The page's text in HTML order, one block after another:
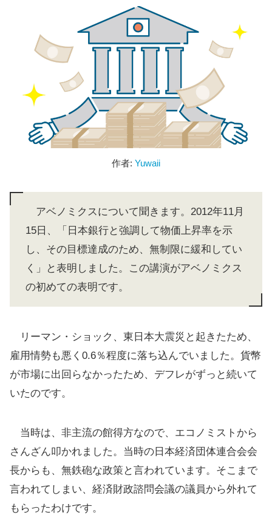
作者: Yuwaii
アベノミクスについて聞きます。2012年11月
15日、「日本銀行と強調して物価上昇率を示
し、その目標達成のため、無制限に緩和してい
く」と表明しました。この講演がアベノミクス
の初めての表明です。
リーマン・ショック、東日本大震災と起きたため、
雇用情勢も悪く0.6％程度に落ち込んでいました。貨幣
が市場に出回らなかったため、デフレがずっと続いて
いたのです。
当時は、非主流の館得方なので、エコノミストから
さんざん叩かれました。当時の日本経済団体連合会会
長からも、無鉄砲な政策と言われています。そこまで
言われてしまい、経済財政諮問会議の議員から外れて
もらったわけです。